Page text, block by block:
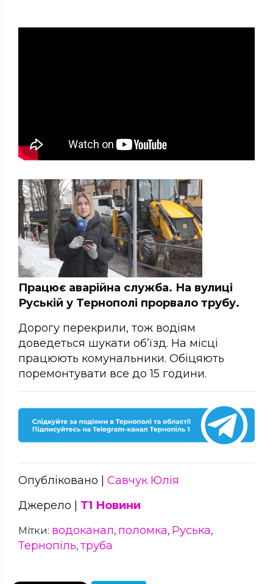
Працює аварійна служба. На вулиці
Руській у Тернополі прорвало трубу.
Дорогу перекрили, тож водіям
доведеться шукати об’їзд. На місці
працюють комунальники. Обіцяють
поремонтувати все до 15 години.
Опубліковано | Савчук Юлія
Джерело | Т1 Новини
Мітки: водоканал, поломка, Руська,
Тернопіль, труба